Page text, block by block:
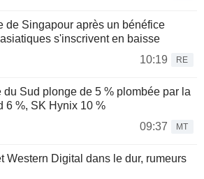
de Singapour après un bénéfice
s'inscrivent en baisse
10:19
RE
du Sud plonge de 5 % plombée par la
6 %, SK Hynix 10 %
09:37
MT
Western Digital dans le dur, rumeurs